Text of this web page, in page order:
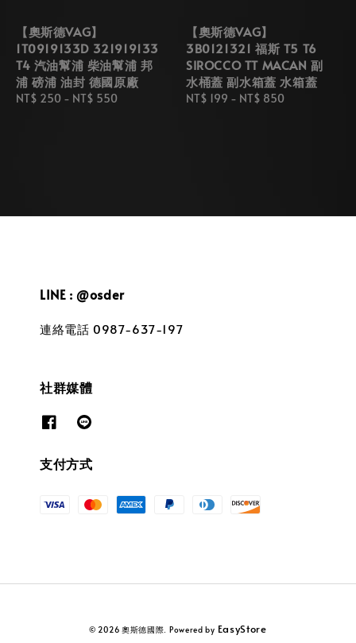
【奧斯德VAG】
1T0919133D 321919133
T4 汽油幫浦 柴油幫浦 邦
浦 磅浦 油封 德國原廠
Regular
NT$ 250 - NT$ 550
【奧斯德VAG】
3B0121321 福斯 T5 T6
SIROCCO TT MACAN 副
水桶蓋 副水箱蓋 水箱蓋
Regular
NT$ 199 - NT$ 850
LINE : @osder
連絡電話 0987-637-197
社群媒體
支付方式
© 2026 奧斯德國際. Powered by EasyStore